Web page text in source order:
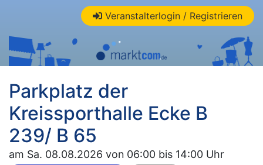
Veranstalterlogin / Registrieren
Parkplatz der
Kreissporthalle Ecke B
239/ B 65
am Sa. 08.08.2026 von 06:00 bis 14:00 Uhr